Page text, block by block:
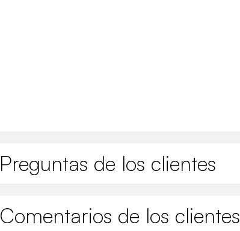
Preguntas de los clientes
Comentarios de los clientes